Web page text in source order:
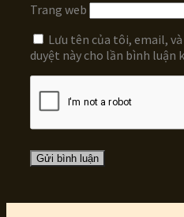
Trang web
Lưu tên của tôi, email,
duyệt này cho lần bình luận